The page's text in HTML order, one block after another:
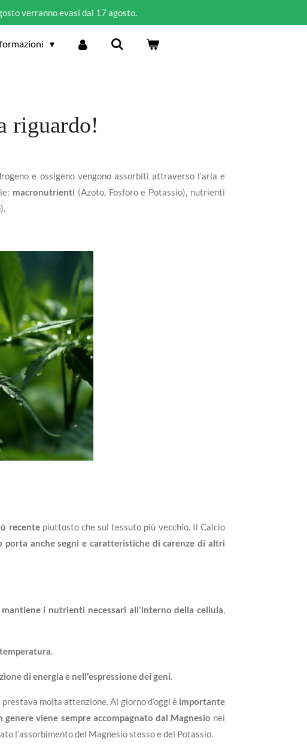
verranno evasi dal 17 agosto.
riguardo!
e ossigeno vengono assorbiti attraverso l’aria e
macronutrienti (Azoto, Fosforo e Potassio), nutrienti
recentepiuttosto che sul tessuto più vecchio. Il Calcio
porta anche segni e caratteristiche di carenze di altri
mantiene i nutrienti necessari all'interno della cellula,
.
di energia e nell'espressione dei geni.
molta attenzione. Al giorno d’oggi èimportante
genere viene sempre accompagnato dal Magnesio nei
l’assorbimento del Magnesio stesso e del Potassio.